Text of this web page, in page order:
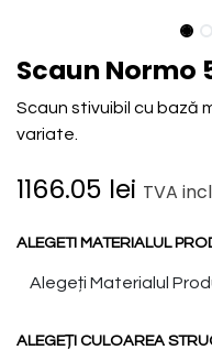
Scaun Normo
Scaun stivuibil cu bază
variate.
1166.05 lei TVA
ALEGETI MATERIALUL
ALEGEȚI CULOAREA